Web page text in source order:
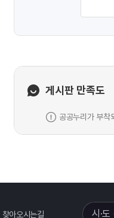
게시판 만족도
공공누리가 부착
찾아오시는길 시·